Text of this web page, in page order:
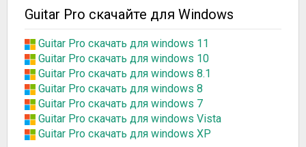
Guitar Pro скачайте для Windows
Guitar Pro скачать для windows 11
Guitar Pro скачать для windows 10
Guitar Pro скачать для windows 8.1
Guitar Pro скачать для windows 8
Guitar Pro скачать для windows 7
Guitar Pro скачать для windows Vista
Guitar Pro скачать для windows XP